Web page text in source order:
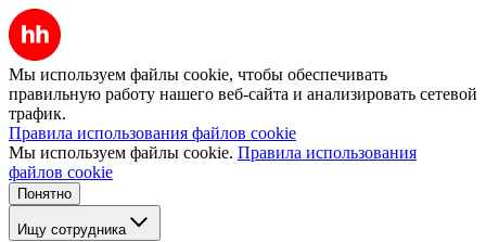
Мы используем файлы cookie, чтобы обеспечивать
правильную работу нашего веб-сайта и анализировать сетевой
трафик.
Правила использования файлов cookie
Мы используем файлы cookie. Правила использования
файлов cookie
Понятно
Ищу сотрудника